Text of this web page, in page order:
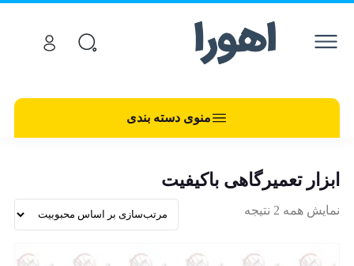
منوی دسته بندی
ابزار تعمیرگاهی باکیفیت
نمایش همه 2 نتیجه